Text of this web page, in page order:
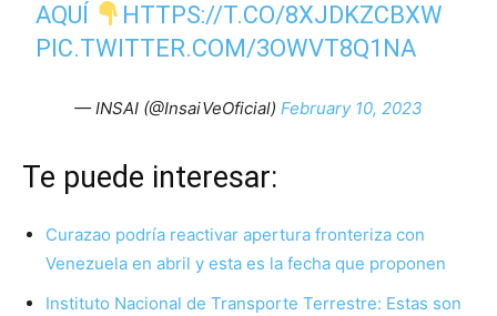
AQUÍ
HTTPS://T.CO/8XJDKZCBXW
PIC.TWITTER.COM/3OWVT8Q1NA
— INSAI (@InsaiVeOficial) February 10, 2023
Te puede interesar:
Curazao podría reactivar apertura fronteriza con
Venezuela en abril y esta es la fecha que proponen
Instituto Nacional de Transporte Terrestre: Estas son